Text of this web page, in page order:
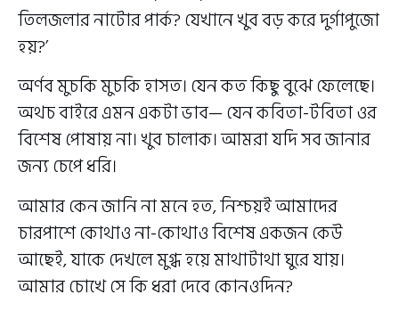
তিলজলার নাটোর পার্ক? যেখানে খুব বড় করে দুর্গাপুজো
হয়?’
অর্ণব মুচকি মুচকি হাসত। যেন কত কিছু বুঝে ফেলেছে।
অথচ বাইরে এমন একটা ভাব— যেন কবিতা-টবিতা ওর
বিশেষ পোষায় না। খুব চালাক। আমরা যদি সব জানার
জন্য চেপে ধরি।
আমার কেন জানি না মনে হত, নিশ্চয়ই আমাদের
চারপাশে কোথাও না-কোথাও বিশেষ একজন কেউ
আছেই, যাকে দেখলে মুগ্ধ হয়ে মাথাটাথা ঘুরে যায়।
আমার চোখে সে কি ধরা দেবে কোনওদিন?